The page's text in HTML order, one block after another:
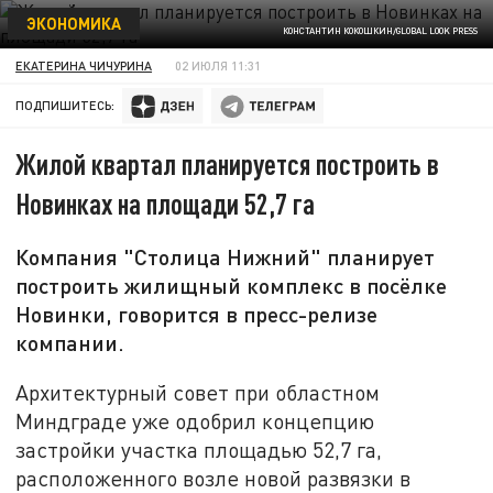
КОНСТАНТИН КОКОШКИН/GLOBAL LOOK PRESS
ЭКОНОМИКА
ЕКАТЕРИНА ЧИЧУРИНА 02 ИЮЛЯ 11:31
ПОДПИШИТЕСЬ:
Жилой квартал планируется построить в
Новинках на площади 52,7 га
Компания "Столица Нижний" планирует
построить жилищный комплекс в посёлке
Новинки, говорится в пресс-релизе
компании.
Архитектурный совет при областном
Миндграде уже одобрил концепцию
застройки участка площадью 52,7 га,
расположенного возле новой развязки в